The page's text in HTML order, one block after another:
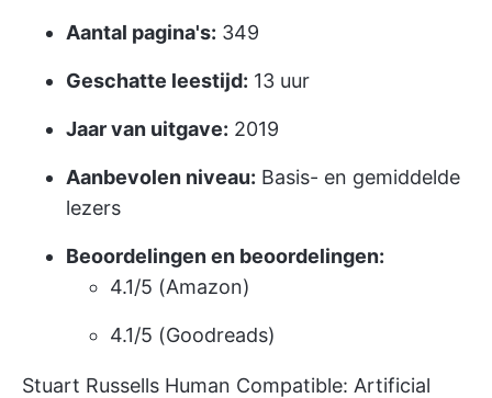
Aantal pagina's: 349
Geschatte leestijd: 13 uur
Jaar van uitgave: 2019
Aanbevolen niveau: Basis- en gemiddelde
lezers
Beoordelingen en beoordelingen:
4.1/5 (Amazon)
4.1/5 (Goodreads)
Stuart Russells Human Compatible: Artificial